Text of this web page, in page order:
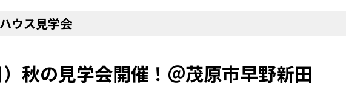
ウス見学会
秋の見学会開催！＠茂原市早野新田